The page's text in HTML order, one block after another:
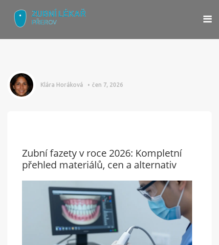
Klára Horáková čen 7, 2026
Zubní fazety v roce 2026: Kompletní
přehled materiálů, cen a alternativ